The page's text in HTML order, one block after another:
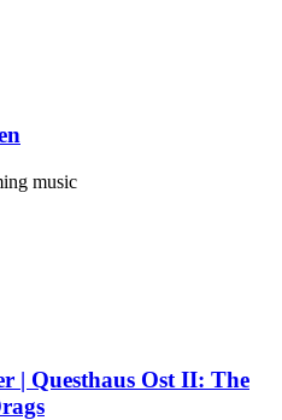
music
| Questhaus Ost II: The